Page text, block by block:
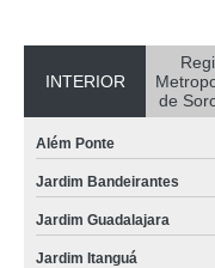
placas de sinalização para
placas sinalização rodovia
placas de sinalização de
placa sinalização para
cotação de placas
INTERIOR
de
Além Ponte
Jardim Bandeirantes
Jardim Guadalajara
Jardim Itanguá